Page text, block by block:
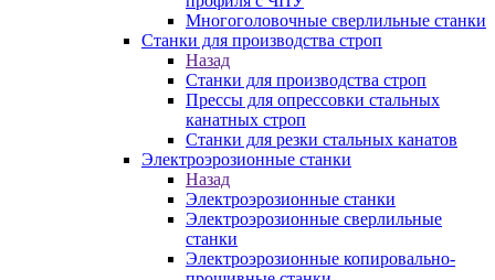
Многоголовочные сверлильные станки
Станки для производства строп
Назад
Станки для производства строп
Прессы для опрессовки стальных
канатных строп
Станки для резки стальных канатов
Электроэрозионные станки
Назад
Электроэрозионные станки
Электроэрозионные сверлильные
станки
Электроэрозионные копировально-